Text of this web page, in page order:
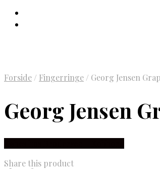
Forside / Fingerringe / Georg Jensen
Georg Jensen
Share this product